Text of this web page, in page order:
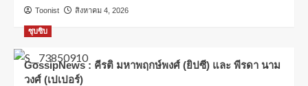
Toonist สิงหาคม 4, 2026
ซุบซิบ
GossipNews : คีรติ มหาพฤกษ์พงศ์ (ยิปซี) และ พีรดา นาม
วงศ์ (เปเปอร์)